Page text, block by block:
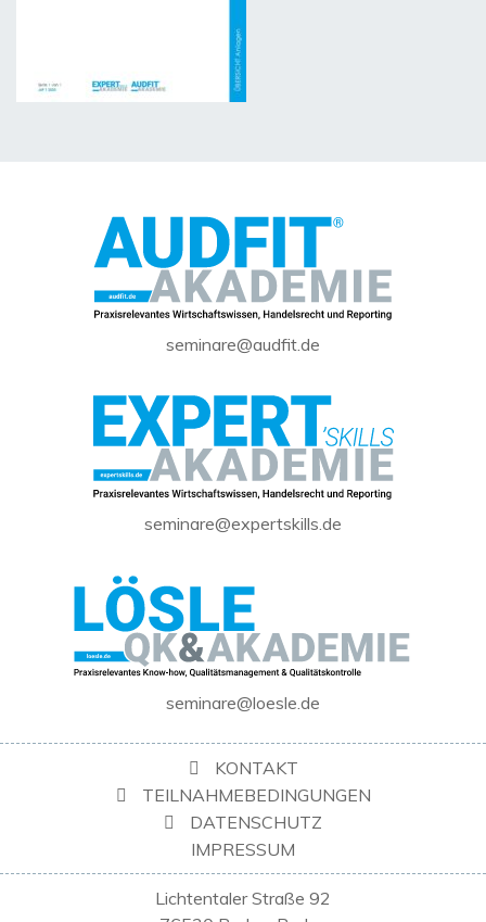
seminare@audfit.de
seminare@expertskills.de
seminare@loesle.de
KONTAKT
TEILNAHMEBEDINGUNGEN
DATENSCHUTZ
IMPRESSUM
Lichtentaler Straße 92